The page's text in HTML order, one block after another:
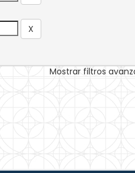
Mostrar filtros